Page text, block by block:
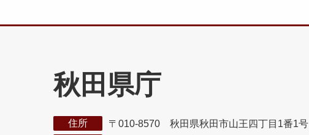
秋田県庁
住所
〒010-8570 秋田県秋田市山王四丁目1番1号